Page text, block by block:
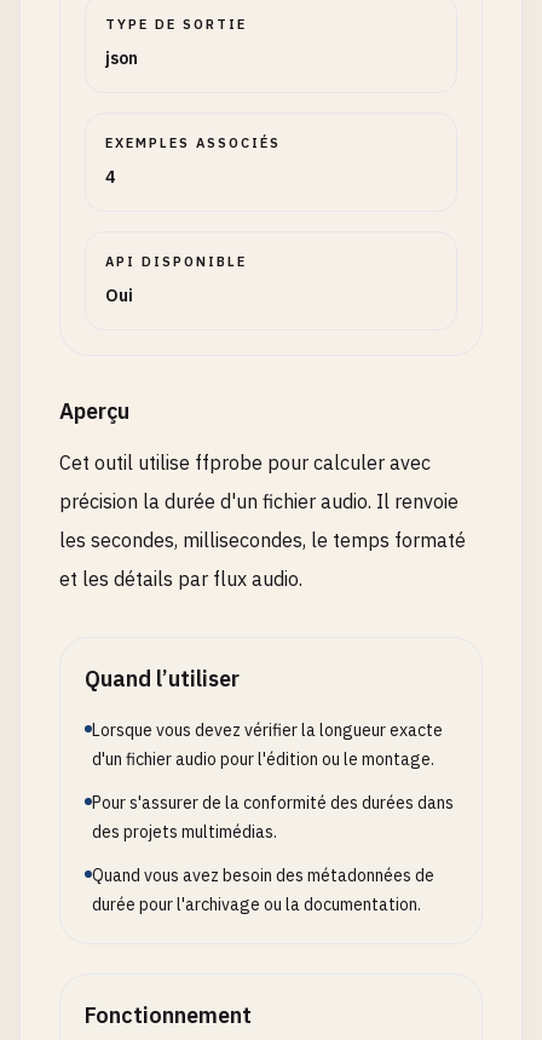
TYPE DE SORTIE
json
EXEMPLES ASSOCIÉS
4
API DISPONIBLE
Oui
Aperçu
Cet outil utilise ffprobe pour calculer avec
précision la durée d'un fichier audio. Il renvoie
les secondes, millisecondes, le temps formaté
et les détails par flux audio.
Quand l’utiliser
Lorsque vous devez vérifier la longueur exacte
d'un fichier audio pour l'édition ou le montage.
Pour s'assurer de la conformité des durées dans
des projets multimédias.
Quand vous avez besoin des métadonnées de
durée pour l'archivage ou la documentation.
Fonctionnement